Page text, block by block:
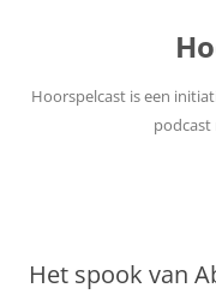
Hoorspelcast is een
podcast
Het spook van